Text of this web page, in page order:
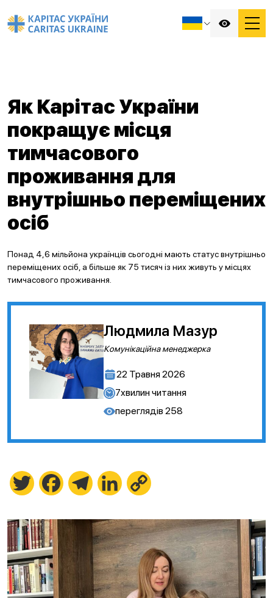
Як Карітас України
покращує місця
тимчасового
проживання для
внутрішньо переміщених
осіб
Понад 4,6 мільйона українців сьогодні мають статус внутрішньо
переміщених осіб, а більше як 75 тисяч із них живуть у місцях
тимчасового проживання.
Людмила Мазур
Комунікаційна менеджерка
22 Травня 2026
7хвилин читання
переглядів 258
Twitter FacebookTelegramLinkedIn